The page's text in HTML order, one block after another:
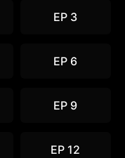
EP 3
EP 6
EP 9
EP 12